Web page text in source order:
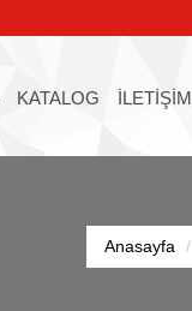
KATALOG İLETİŞİM
Anasayfa